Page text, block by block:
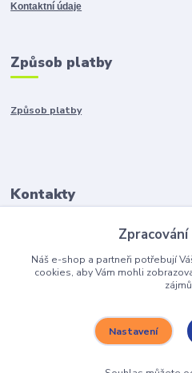
Kontaktní údaje
Způsob platby
Způsob platby
Kontakty
Po-Pia 8:00-15:00
Náš e-shop a partneři potřebují
cookies, aby Vám mohli
Nastavení